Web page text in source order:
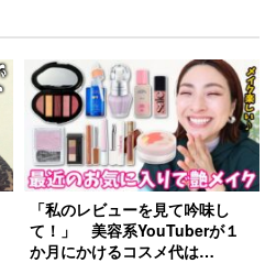
「私のレビューを見て吟味し
て！」 美容系YouTuberが１
か月にかけるコスメ代は…